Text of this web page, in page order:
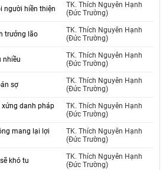
người hiền thiện
TK. Thích Nguyên Hạnh
(Đức Trường)
trưởng lão
TK. Thích Nguyên Hạnh
(Đức Trường)
nhiều
TK. Thích Nguyên Hạnh
(Đức Trường)
sợ
TK. Thích Nguyên Hạnh
(Đức Trường)
xứng danh pháp
TK. Thích Nguyên Hạnh
(Đức Trường)
mang lại lợi
TK. Thích Nguyên Hạnh
(Đức Trường)
khó tu
TK. Thích Nguyên Hạnh
(Đức Trường)